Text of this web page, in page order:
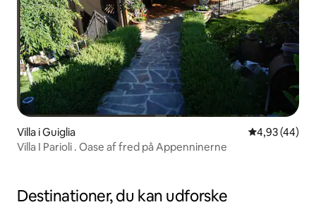
Villa i Guiglia 4,93 ud af 5 i
4,93 (44)
Villa I Parioli . Oase af fred på Appenninerne
Destinationer, du kan udforske